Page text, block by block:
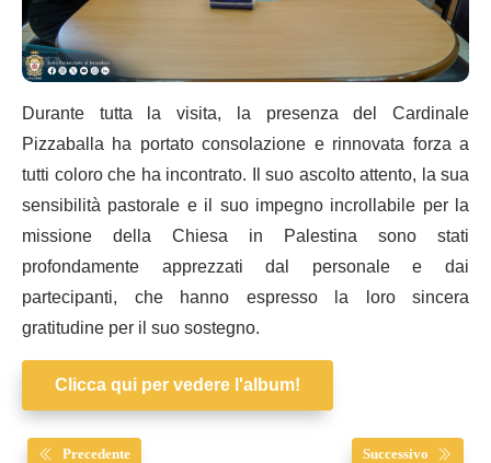
Durante tutta la visita, la presenza del Cardinale
Pizzaballa ha portato consolazione e rinnovata forza a
tutti coloro che ha incontrato. Il suo ascolto attento, la sua
sensibilità pastorale e il suo impegno incrollabile per la
missione della Chiesa in Palestina sono stati
profondamente apprezzati dal personale e dai
partecipanti, che hanno espresso la loro sincera
gratitudine per il suo sostegno.
Clicca qui per vedere l'album!
Precedente Successivo